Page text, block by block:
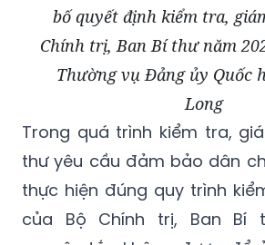
bố quyết định kiểm tra,
Chính trị, Ban Bí thư năm
Thường vụ Đảng ủy Quốc
Long
Trong quá trình kiểm tra,
thư yêu cầu đảm bảo dân
thực hiện đúng quy trình
của Bộ Chính trị, Ban Bí